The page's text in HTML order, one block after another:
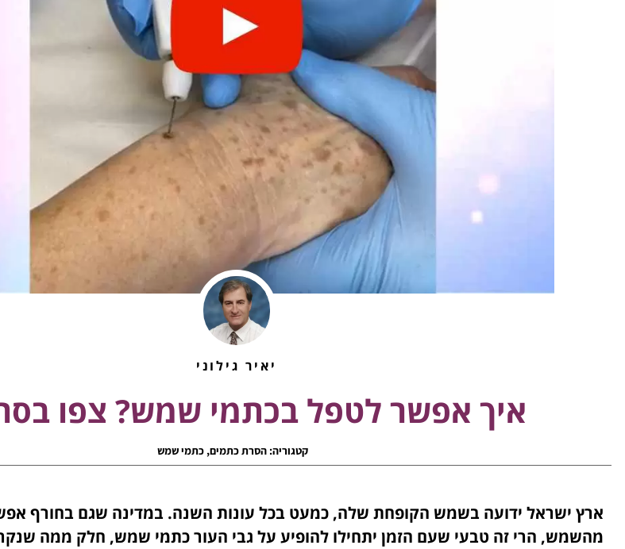
יאיר גילוני
איך אפשר לטפל בכתמי שמש? צפו
קטגוריה: הסרת כתמים,כתמי שמש
ארץ ישראל ידועה בשמש הקופחת שלה, כמעט בכל עונות השנה. במדינה שגם בחורף
מהשמש, הרי זה טבעי שעם הזמן יתחילו להופיע על גבי העור כתמי שמש, חלק ממה